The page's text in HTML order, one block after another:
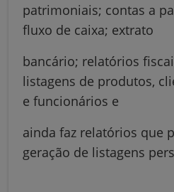
patrimoniais; contas a
fluxo de caixa; extrato
bancário; relatórios
listagens de produtos,
e funcionários e
ainda faz relatórios que
geração de listagens